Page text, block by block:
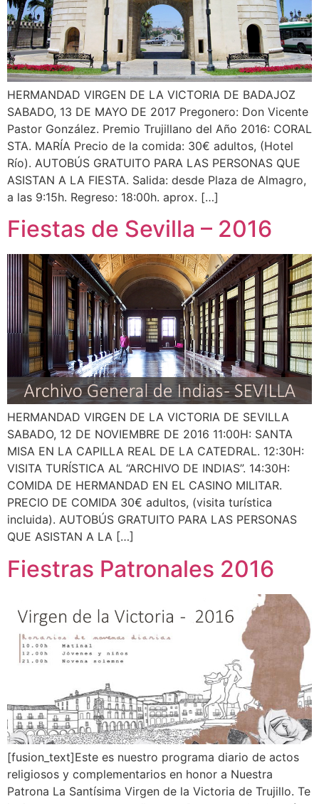
HERMANDAD VIRGEN DE LA VICTORIA DE BADAJOZ
SABADO, 13 DE MAYO DE 2017 Pregonero: Don Vicente
Pastor González. Premio Trujillano del Año 2016: CORAL
STA. MARÍA Precio de la comida: 30€ adultos, (Hotel
Río). AUTOBÚS GRATUITO PARA LAS PERSONAS QUE
ASISTAN A LA FIESTA. Salida: desde Plaza de Almagro,
a las 9:15h. Regreso: 18:00h. aprox. […]
Fiestas de Sevilla – 2016
HERMANDAD VIRGEN DE LA VICTORIA DE SEVILLA
SABADO, 12 DE NOVIEMBRE DE 2016 11:00H: SANTA
MISA EN LA CAPILLA REAL DE LA CATEDRAL. 12:30H:
VISITA TURÍSTICA AL “ARCHIVO DE INDIAS”. 14:30H:
COMIDA DE HERMANDAD EN EL CASINO MILITAR.
PRECIO DE COMIDA 30€ adultos, (visita turística
incluida). AUTOBÚS GRATUITO PARA LAS PERSONAS
QUE ASISTAN A LA […]
Fiestras Patronales 2016
[fusion_text]Este es nuestro programa diario de actos
religiosos y complementarios en honor a Nuestra
Patrona La Santísima Virgen de la Victoria de Trujillo. Te